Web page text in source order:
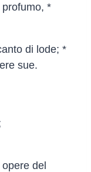
*
di lode; *
sue.
del